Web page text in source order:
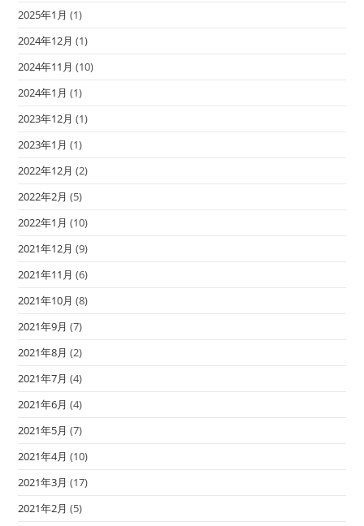
2025年1月 (1)
2024年12月 (1)
2024年11月 (10)
2024年1月 (1)
2023年12月 (1)
2023年1月 (1)
2022年12月 (2)
2022年2月 (5)
2022年1月 (10)
2021年12月 (9)
2021年11月 (6)
2021年10月 (8)
2021年9月 (7)
2021年8月 (2)
2021年7月 (4)
2021年6月 (4)
2021年5月 (7)
2021年4月 (10)
2021年3月 (17)
2021年2月 (5)